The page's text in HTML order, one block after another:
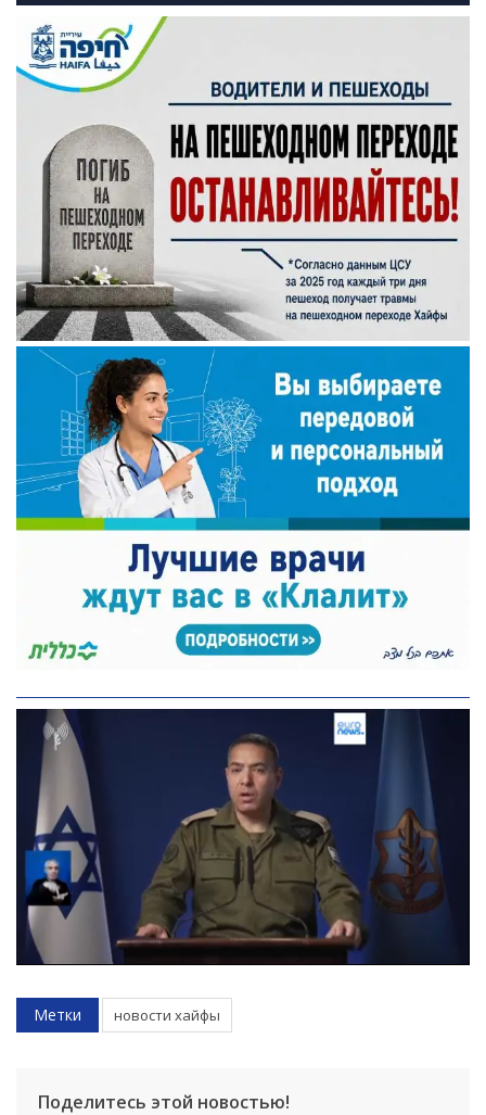
Метки новости хайфы
Поделитесь этой новостью!